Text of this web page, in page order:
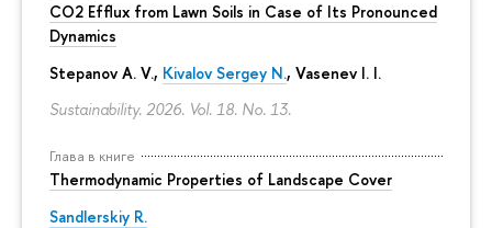
CO2 Efflux from Lawn Soils in Case of Its Pronounced
Dynamics
Stepanov A. V., Kivalov Sergey N., Vasenev I. I.
Sustainability. 2026. Vol. 18. No. 13.
Глава в книге
Thermodynamic Properties of Landscape Cover
Sandlerskiy R.